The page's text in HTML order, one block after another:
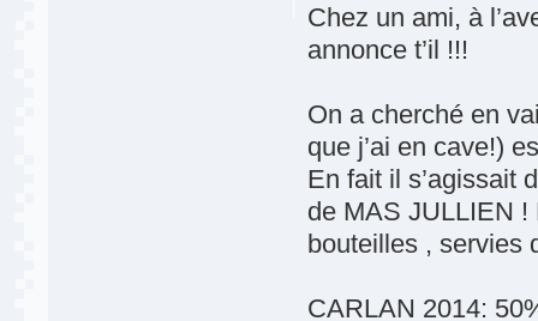
Chez un ami, à
annonce t’il !!!
On a cherché en
que j’ai en cave!)
En fait il s’agissait
de MAS JULLIEN !
bouteilles , servies
CARLAN 2014: